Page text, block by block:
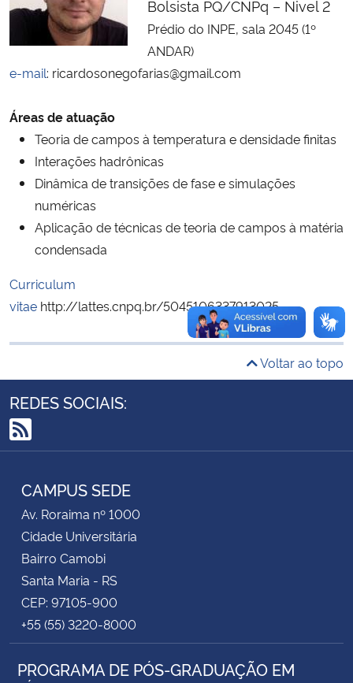
Ministério da Saúde
Ministério de Minas e Energia
Ministério da Ciência, Tecnologia, Inovações e Comunicações
Ministério do Meio Ambiente
Ministério do Turismo
Controladoria-Geral da União
Ministério da Mulher, da Família e dos Direitos Humanos
Secretaria de Governo
Gabinete de Segurança Institucional
Advocacia-Geral da União
Banco Central do Brasil
Planalto
Bolsista PQ/CNPq – Nivel 2
Prédio do INPE, sala 2045 (1º
ANDAR)
e-mail: ricardosonegofarias@gmail.com
Áreas de atuação
Teoria de campos à temperatura e densidade finitas
Interações hadrônicas
Dinâmica de transições de fase e simulações
numéricas
Aplicação de técnicas de teoria de campos à matéria
condensada
Curriculum
vitae http://lattes.cnpq.br/5045106337913025
Voltar ao topo
REDES SOCIAIS:
RSS
CAMPUS SEDE
Av. Roraima nº 1000
Cidade Universitária
Bairro Camobi
Santa Maria - RS
CEP: 97105-900
+55 (55) 3220-8000
PROGRAMA DE PÓS-GRADUAÇÃO EM